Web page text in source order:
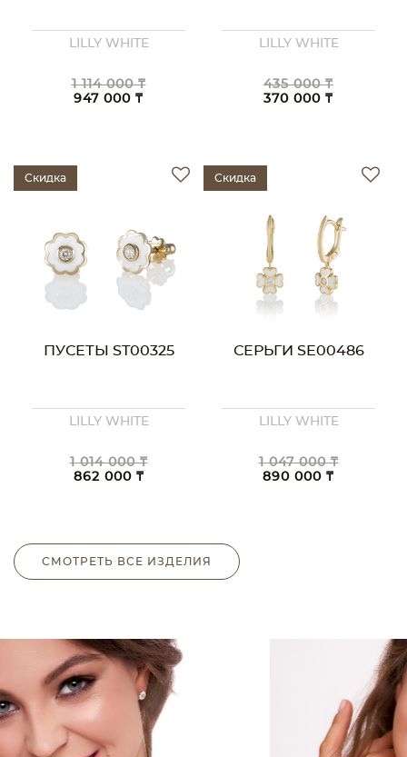
LILLY WHITE
1 114 000 ₸
947 000 ₸
LILLY WHITE
435 000 ₸
370 000 ₸
Скидка
ПУСЕТЫ ST00325
LILLY WHITE
1 014 000 ₸
862 000 ₸
Скидка
СЕРЬГИ SE00486
LILLY WHITE
1 047 000 ₸
890 000 ₸
СМОТРЕТЬ ВСЕ ИЗДЕЛИЯ